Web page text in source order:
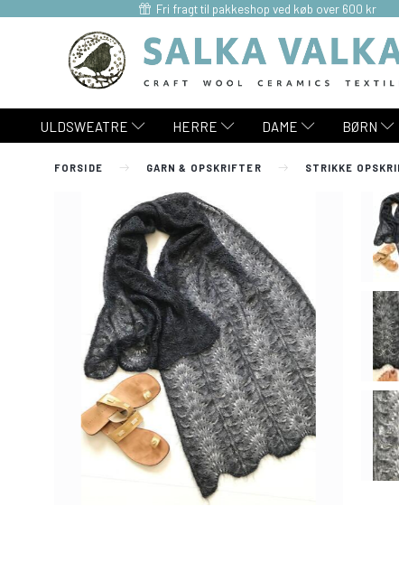
Fri fragt til pakkeshop ved køb over 600 kr
ULDSWEATRE HERRE DAME BØRN
FORSIDE GARN & OPSKRIFTER STRIKKE